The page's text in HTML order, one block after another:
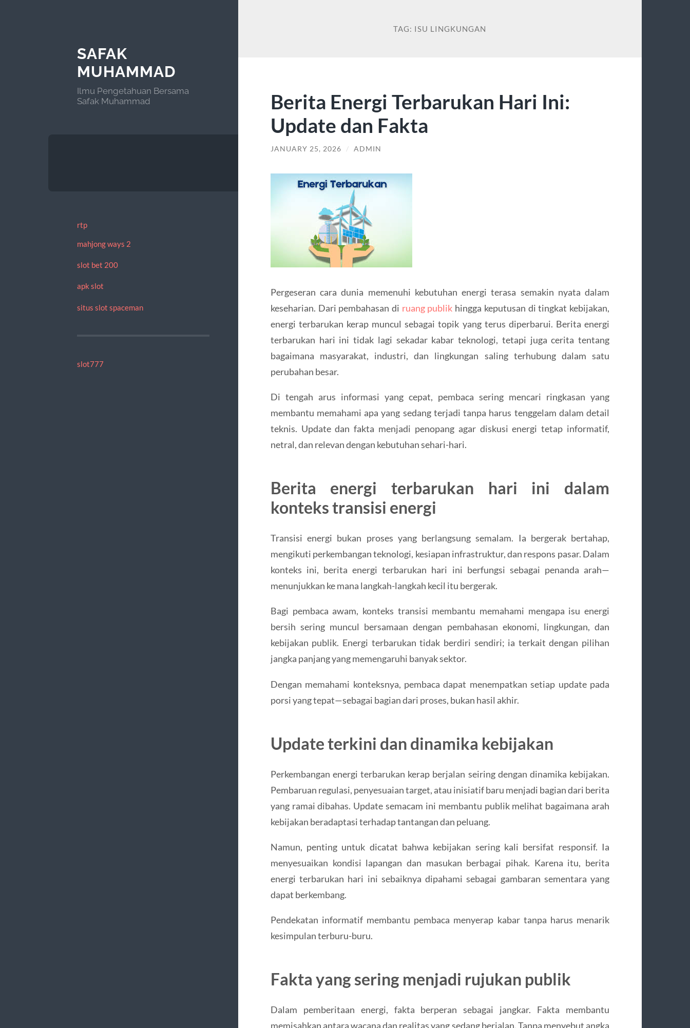
SAFAK
MUHAMMAD
Ilmu Pengetahuan Bersama
Safak Muhammad
rtp
mahjong ways 2
slot bet 200
apk slot
situs slot spaceman
slot777
TAG: ISU LINGKUNGAN
Berita Energi Terbarukan Hari Ini:
Update dan Fakta
JANUARY 25, 2026 / ADMIN
Pergeseran cara dunia memenuhi kebutuhan energi terasa semakin nyata dalam
keseharian. Dari pembahasan di ruang publik hingga keputusan di tingkat kebijakan,
energi terbarukan kerap muncul sebagai topik yang terus diperbarui. Berita energi
terbarukan hari ini tidak lagi sekadar kabar teknologi, tetapi juga cerita tentang
bagaimana masyarakat, industri, dan lingkungan saling terhubung dalam satu
perubahan besar.
Di tengah arus informasi yang cepat, pembaca sering mencari ringkasan yang
membantu memahami apa yang sedang terjadi tanpa harus tenggelam dalam detail
teknis. Update dan fakta menjadi penopang agar diskusi energi tetap informatif,
netral, dan relevan dengan kebutuhan sehari-hari.
Berita energi terbarukan hari ini dalam
konteks transisi energi
Transisi energi bukan proses yang berlangsung semalam. Ia bergerak bertahap,
mengikuti perkembangan teknologi, kesiapan infrastruktur, dan respons pasar. Dalam
konteks ini, berita energi terbarukan hari ini berfungsi sebagai penanda arah—
menunjukkan ke mana langkah-langkah kecil itu bergerak.
Bagi pembaca awam, konteks transisi membantu memahami mengapa isu energi
bersih sering muncul bersamaan dengan pembahasan ekonomi, lingkungan, dan
kebijakan publik. Energi terbarukan tidak berdiri sendiri; ia terkait dengan pilihan
jangka panjang yang memengaruhi banyak sektor.
Dengan memahami konteksnya, pembaca dapat menempatkan setiap update pada
porsi yang tepat—sebagai bagian dari proses, bukan hasil akhir.
Update terkini dan dinamika kebijakan
Perkembangan energi terbarukan kerap berjalan seiring dengan dinamika kebijakan.
Pembaruan regulasi, penyesuaian target, atau inisiatif baru menjadi bagian dari berita
yang ramai dibahas. Update semacam ini membantu publik melihat bagaimana arah
kebijakan beradaptasi terhadap tantangan dan peluang.
Namun, penting untuk dicatat bahwa kebijakan sering kali bersifat responsif. Ia
menyesuaikan kondisi lapangan dan masukan berbagai pihak. Karena itu, berita
energi terbarukan hari ini sebaiknya dipahami sebagai gambaran sementara yang
dapat berkembang.
Pendekatan informatif membantu pembaca menyerap kabar tanpa harus menarik
kesimpulan terburu-buru.
Fakta yang sering menjadi rujukan publik
Dalam pemberitaan energi, fakta berperan sebagai jangkar. Fakta membantu
memisahkan antara wacana dan realitas yang sedang berjalan. Tanpa menyebut angka